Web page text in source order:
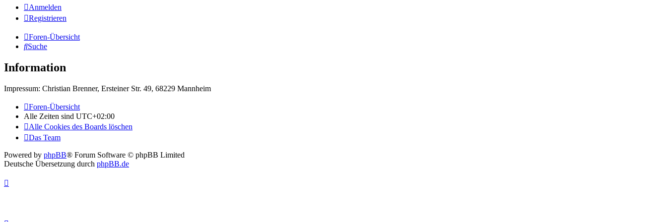
Anmelden
Registrieren
Foren-Übersicht
Suche
Information
Impressum: Christian Brenner, Ersteiner Str. 49, 68229 Mannheim
Foren-Übersicht
Alle Zeiten sind UTC+02:00
Alle Cookies des Boards löschen
Das Team
Powered by phpBB® Forum Software © phpBB Limited
Deutsche Übersetzung durch phpBB.de